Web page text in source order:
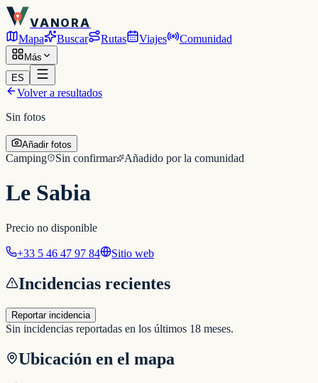
VANORA
Mapa Buscar Rutas Viajes Comunidad
Más
ES
Volver a resultados
Sin fotos
Añadir fotos
Camping Sin confirmar Añadido por la comunidad
Le Sabia
Precio no disponible
+33 5 46 47 97 84 Sitio web
Incidencias recientes
Reportar incidencia
Sin incidencias reportadas en los últimos 18 meses.
Ubicación en el mapa